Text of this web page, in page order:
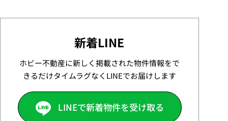
新着LINE
ホビー不動産に新しく掲載された物件情報をで
きるだけタイムラグなくLINEでお届けします
LINEで新着物件を受け取る